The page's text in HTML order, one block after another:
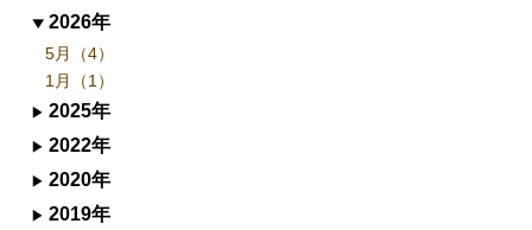
2026年
5月（4）
1月（1）
2025年
2022年
2020年
2019年